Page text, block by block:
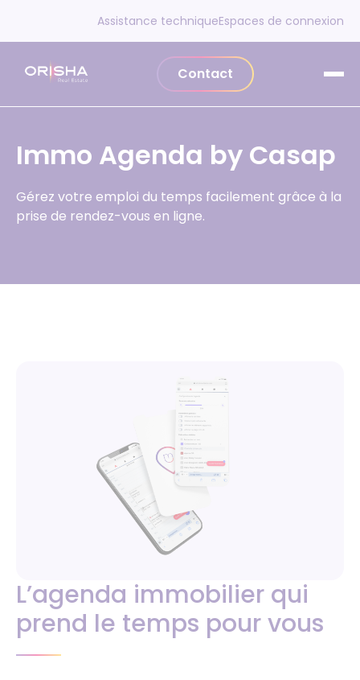
Assistance techniqueEspaces de connexion
Contact
Immo Agenda by Casap
Gérez votre emploi du temps facilement grâce à la
prise de rendez-vous en ligne.
L’agenda immobilier qui
prend le temps pour vous